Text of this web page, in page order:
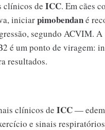
clínicos de ICC. Em cães
iniciarpimobendané
segundo ACVIM. A
é um ponto de viragem:
resultados.
clínicos de ICC—
e sinais